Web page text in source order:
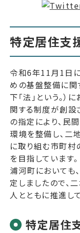
特定居住支
令和6年11月1日
めの基盤整備に関
下「法」という。
関する制度が創設
の指定により、民
環境を整備し、二
に取り組む市町村
を目指しています。
浦河町においても
定しましたので、
人とともに推進し
特定居住